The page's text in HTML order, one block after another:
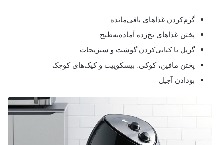
گرم‌کردن غذاهای باقی‌مانده
پختن غذاهای یخ‌زده آماده‌به‌طبخ
گریل‌ یا کبابی‌کردن گوشت و سبزیجات
پختن مافین، کوکی، بیسکوییت و کیک‌‌‌های کوچک
بودادن آجیل